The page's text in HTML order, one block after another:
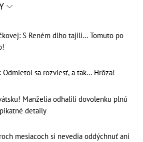
S Reném dlho tajili... Tomuto po
Odmietol sa rozviesť, a tak... Hrôza!
Manželia odhalili dovolenku plnú
detaily
mesiacoch si nevedia oddýchnuť ani